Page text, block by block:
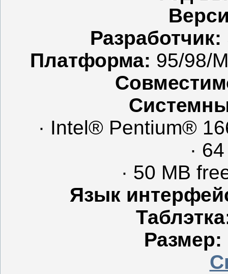
Разработчик:
Платформа: 95/98/
· Intel® Pentium®
·
· 50 MB
Язык
Размер: